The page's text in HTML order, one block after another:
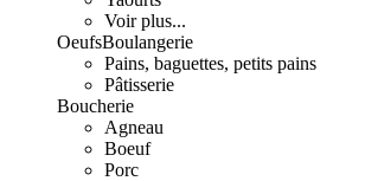
Voir plus...
OeufsBoulangerie
Pains, baguettes, petits pains
Pâtisserie
Boucherie
Agneau
Boeuf
Porc